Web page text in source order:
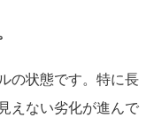
の状態です。特に長
えない劣化が進んで